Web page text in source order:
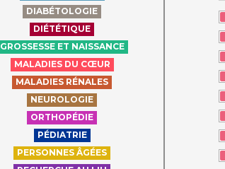
DIABÉTOLOGIE
DIÉTÉTIQUE
GROSSESSE ET NAISSANCE
MALADIES DU CŒUR
MALADIES RÉNALES
NEUROLOGIE
ORTHOPÉDIE
PÉDIATRIE
PERSONNES ÂGÉES